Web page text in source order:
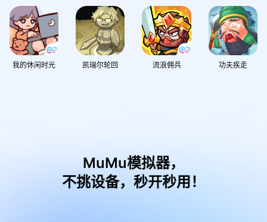
我的休闲时光 凯瑞尔轮回 流浪佣兵 功夫疾走
MuMu模拟器，
不挑设备，秒开秒用！